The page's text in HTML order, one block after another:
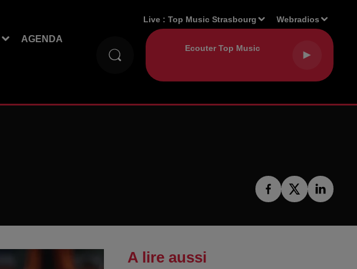
AGENDA
Live :Top Music Strasbourg Webradios
A lire aussi